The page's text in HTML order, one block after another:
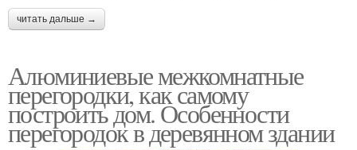
читать дальше →
Алюминиевые межкомнатные
перегородки, как самому
построить дом. Особенности
перегородок в деревянном здании